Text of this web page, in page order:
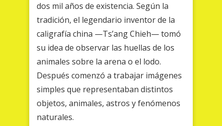
dos mil años de existencia. Según la
tradición, el legendario inventor de la
caligrafía china —Ts’ang Chieh— tomó
su idea de observar las huellas de los
animales sobre la arena o el lodo.
Después comenzó a trabajar imágenes
simples que representaban distintos
objetos, animales, astros y fenómenos
naturales.